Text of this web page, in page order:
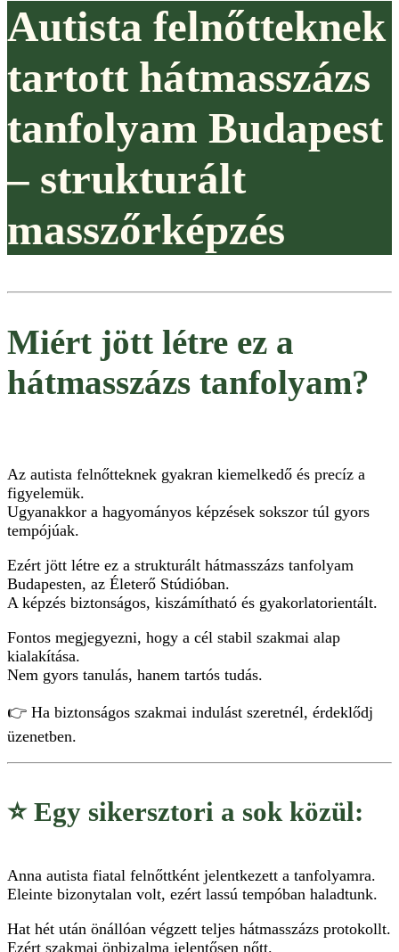
Autista felnőtteknek
tartott hátmasszázs
tanfolyam Budapest
– strukturált
masszőrképzés
Miért jött létre ez a
hátmasszázs tanfolyam?
Az autista felnőtteknek gyakran kiemelkedő és precíz a
figyelemük.
Ugyanakkor a hagyományos képzések sokszor túl gyors
tempójúak.
Ezért jött létre ez a strukturált hátmasszázs tanfolyam
Budapesten, az Életerő Stúdióban.
A képzés biztonságos, kiszámítható és gyakorlatorientált.
Fontos megjegyezni, hogy a cél stabil szakmai alap
kialakítása.
Nem gyors tanulás, hanem tartós tudás.
👉 Ha biztonságos szakmai indulást szeretnél, érdeklődj
üzenetben.
⭐ Egy sikersztori a sok közül:
Anna autista fiatal felnőttként jelentkezett a tanfolyamra.
Eleinte bizonytalan volt, ezért lassú tempóban haladtunk.
Hat hét után önállóan végzett teljes hátmasszázs protokollt.
Ezért szakmai önbizalma jelentősen nőtt.